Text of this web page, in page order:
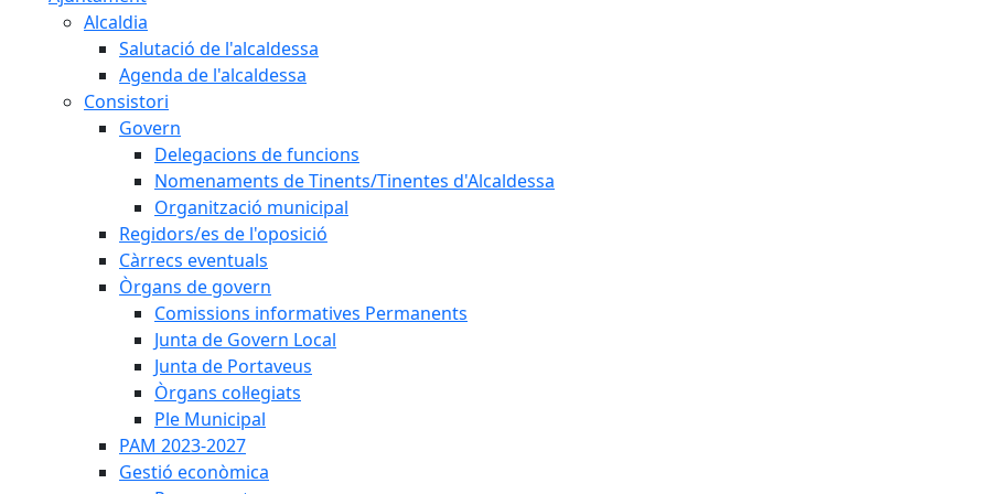
Alcaldia
Salutació de l'alcaldessa
Agenda de l'alcaldessa
Consistori
Govern
Delegacions de funcions
Nomenaments de Tinents/Tinentes d'Alcaldessa
Organització municipal
Regidors/es de l'oposició
Càrrecs eventuals
Òrgans de govern
Comissions informatives Permanents
Junta de Govern Local
Junta de Portaveus
Òrgans col·legiats
Ple Municipal
PAM 2023-2027
Gestió econòmica